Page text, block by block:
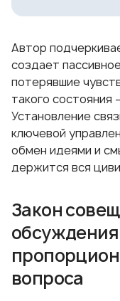
Автор
создает
потерявшие
такого состояния
Установление
ключевой
обмен идеями и
держится вся
Закон
вопроса